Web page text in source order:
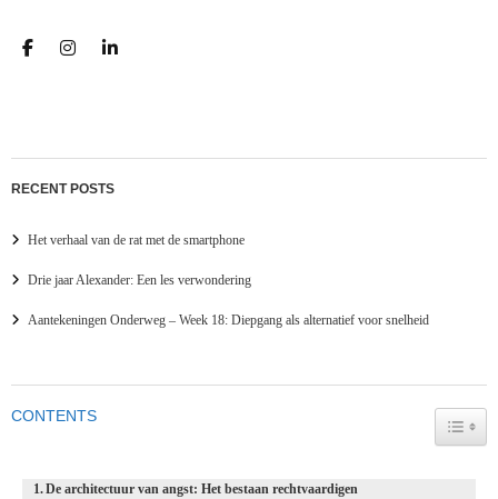
RECENT POSTS
Het verhaal van de rat met de smartphone
Drie jaar Alexander: Een les verwondering
Aantekeningen Onderweg – Week 18: Diepgang als alternatief voor snelheid
CONTENTS
De architectuur van angst: Het bestaan rechtvaardigen